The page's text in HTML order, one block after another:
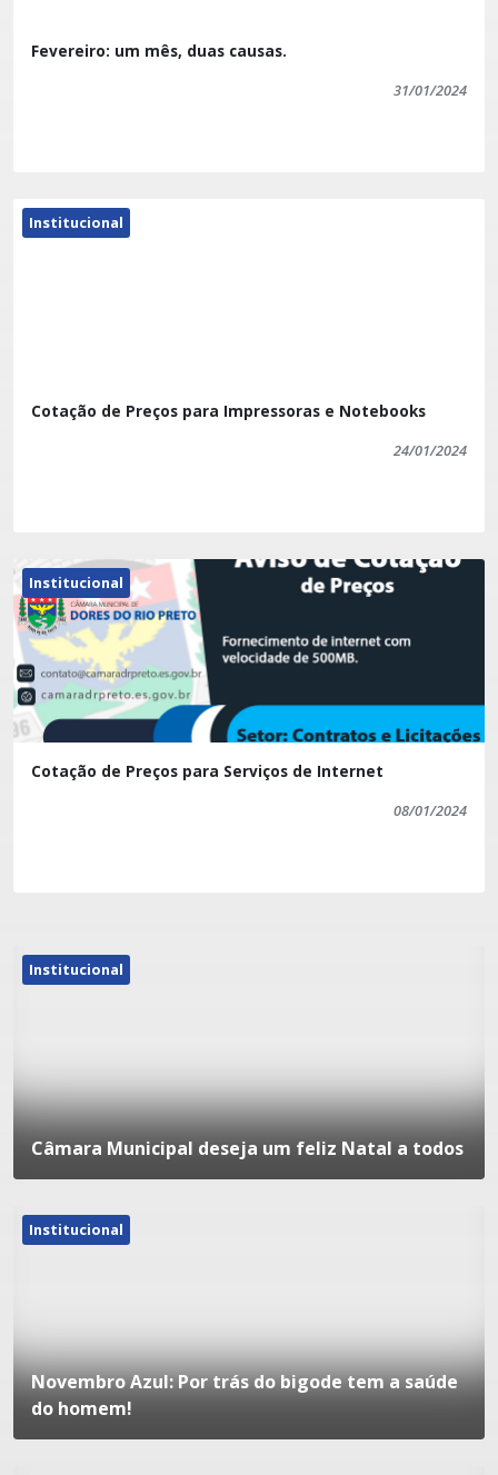
Fevereiro: um mês, duas causas.
31/01/2024
Institucional
Cotação de Preços para Impressoras e Notebooks
24/01/2024
Institucional
Cotação de Preços para Serviços de Internet
08/01/2024
Institucional
Câmara Municipal deseja um feliz Natal a todos
Institucional
Novembro Azul: Por trás do bigode tem a saúde
do homem!